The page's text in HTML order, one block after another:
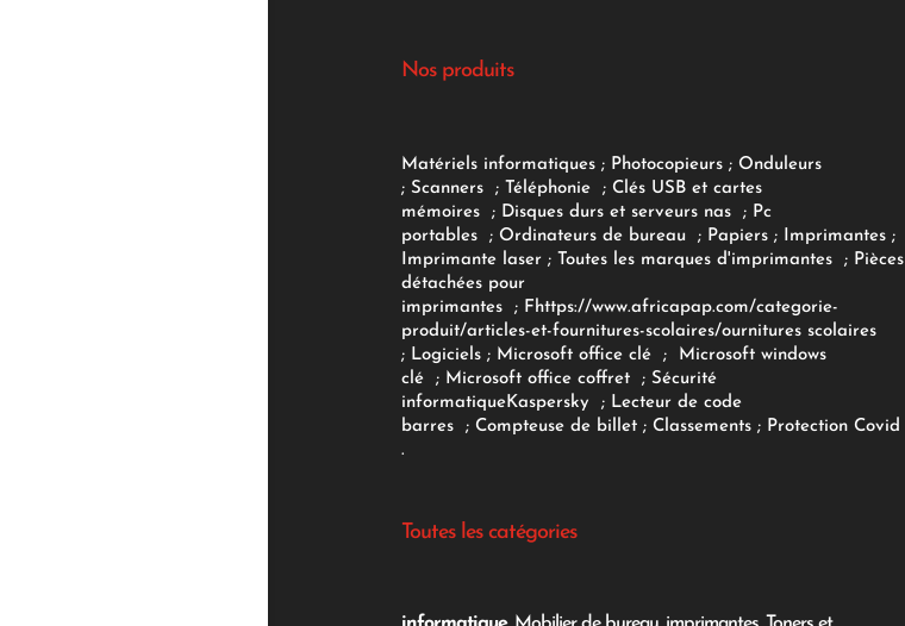
Nos produits
Matériels informatiques; Photocopieurs; Onduleurs
; Scanners ; Téléphonie ; Clés USB et cartes
mémoires
; Disques durs et serveurs nas ; Pc
portables
; Ordinateurs de bureau ; Papiers; Imprimantes;
Imprimante laser; Toutes les marques d'imprimantes ; Pièces
détachées pour
imprimantes
; F https://www.africapap.com/categorie-
produit/articles-et-fournitures-scolaires/ournitures scolaires
; Logiciels ; Microsoft office clé ;
Microsoft windows
clé; Microsoft office coffret ; Sécurité
informatiqueKaspersky ; Lecteur de code
barres
; Compteuse de billet; Classements ; Protection Covid
.
Toutes les catégories